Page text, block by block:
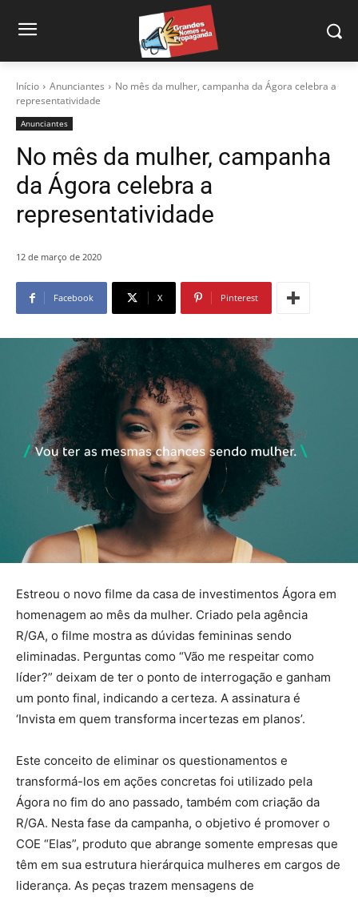
Início Anunciantes
No mês da mulher, campanha da Ágora celebra a
representatividade
Anunciantes
No mês da mulher, campanha
da Ágora celebra a
representatividade
12 de março de 2020
Facebook X Pinterest
Estreou o novo filme da casa de investimentos Ágora em
homenagem ao mês da mulher. Criado pela agência
R/GA, o filme mostra as dúvidas femininas sendo
eliminadas. Perguntas como “Vão me respeitar como
líder?” deixam de ter o ponto de interrogação e ganham
um ponto final, indicando a certeza. A assinatura é
‘Invista em quem transforma incertezas em planos’.
Este conceito de eliminar os questionamentos e
transformá-los em ações concretas foi utilizado pela
Ágora no fim do ano passado, também com criação da
R/GA. Nesta fase da campanha, o objetivo é promover o
COE “Elas”, produto que abrange somente empresas que
têm em sua estrutura hierárquica mulheres em cargos de
liderança. As peças trazem mensagens de